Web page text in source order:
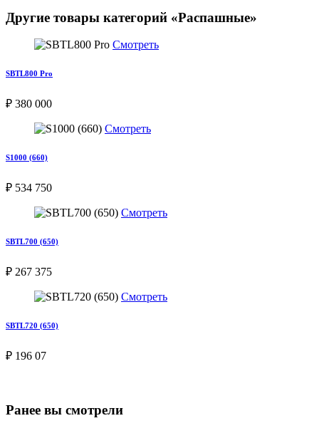
Другие товары категорий «Распашные»
Смотреть
SBTL800 Pro
₽ 380 000
Смотреть
S1000 (660)
₽ 534 750
Смотреть
SBTL700 (650)
₽ 267 375
Смотреть
SBTL720 (650)
₽ 196 07
Ранее вы смотрели